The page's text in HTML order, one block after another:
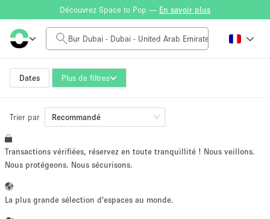
Découvrez Space to Pop — En savoir plus
Dates Plus de filtres
Tarif à la journée
0AED
Taille de l'espace
~ 13 personnes
Trier par Recommandé
Transactions vérifiées, réservez en toute tranquillité ! Nous veillons.
Nous protégeons. Nous sécurisons.
La plus grande sélection d'espaces au monde.